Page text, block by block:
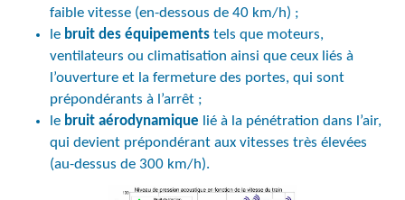
faible vitesse (en-dessous de 40 km/h) ;
le bruit des équipements tels que moteurs,
ventilateurs ou climatisation ainsi que ceux liés à
l’ouverture et la fermeture des portes, qui sont
prépondérants à l’arrêt ;
le bruit aérodynamique lié à la pénétration dans l’air,
qui devient prépondérant aux vitesses très élevées
(au-dessus de 300 km/h).